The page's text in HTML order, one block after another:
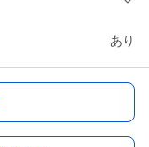
あり